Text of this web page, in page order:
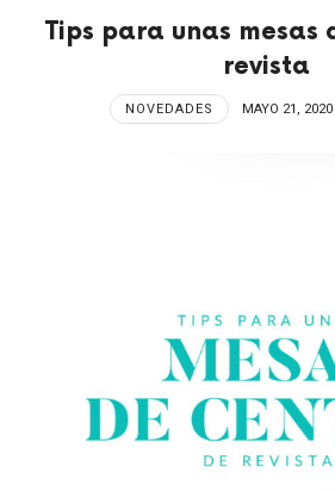
Tips para unas mesas
revista
NOVEDADES MAYO 21, 2020